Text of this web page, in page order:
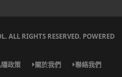
ALL RIGHTS RESERVED. POWERED
政策 關於我們 聯絡我們